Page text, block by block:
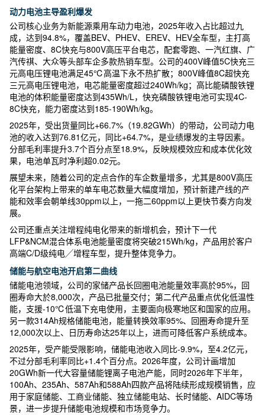
动力电池主导盈利爆发
公司核心业务为新能源乘用车动力电池，2025年收入占比超过九
成，达到94.8%，覆盖BEV、PHEV、EREV、HEV全车型，主打高
能量密度、8C快充与800V高压平台电芯，配套零跑、一汽红旗、广
汽传祺、大众等头部车企多款热销车型。公司的400V峰值5C快充三
元高电压锂电池满足45℃高温下永不热扩散；800V峰值8C超快充
三元高电压锂电池，电芯能量密度超过240Wh/kg；高比能磷酸铁锂
电池的体积能量密度达到435Wh/L，快充磷酸铁锂电池可实现4C-
8C快充，能力密度达到185-190Wh/kg。
2025年，受出货量同比+66.7%（19.82GWh）的带动，公司动力电
池的收入达到76.81亿元，同比+64.7%，是业绩爆发的主导因素。
分部毛利率提升3.7个百分点至18.9%，反映规模效应和成本优化效
果，电池单瓦时净利超0.02元。
展望未来，随着公司的定点合作的车企数量增多，尤其是800V高压
化平台架构上带来的单车电芯数量大幅度增加，预计新建产线的产
能和效率会朝单线30ppm以上，一拖二60ppm以上更快节奏方向发
展。
公司还重点关注增程纯电化带来的新增机会，预计下一代
LFP&NCM混合体系电池能量密度将突破215Wh/kg，产品用於客户
高端C/D级纯电╱增程车型，提升整体竞争力。
储能与航空电池开启第二曲线
储能电池领域，公司的家储产品长回圈电池能量效率高於95%，回
圈寿命大於8,000次，产品已批量交付；第二代产品重点优化低温性
能，支援-10℃低温下充电使用，主要面向极寒地区和国家的应用。
另一款314Ah规格储能电池，能量转换效率95%、回圈寿命提升至
12,000次以上、日历寿命达25年以上，进而可降低客户系统成本。
2025年，受产能受限影响，储能电池收入同比-9.9%，至4.2亿元，
不过分部毛利率同比+1.4个百分点。2026年度，公司计画增加
20GWh新一代大容量储能锂离子电池产能，同时2026年下半年，
100Ah、235Ah、587Ah和588Ah四款产品将陆续形成规模销售，应
用于家庭储能、工商业储能、独立储能电站、长时储能、AIDC等场
景，进一步提升储能电池规模和市场竞争力。